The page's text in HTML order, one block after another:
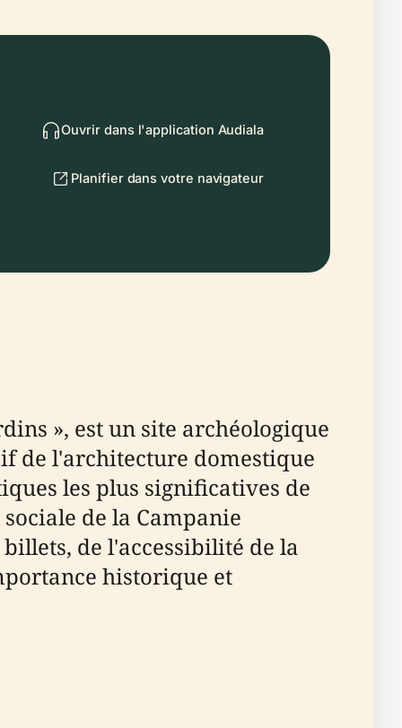
Ouvrir dans l'application Audiala
Planifier dans votre navigateur
», est un site archéologique
de l'architecture domestique
les plus significatives de
de la Campanie
de l'accessibilité de la
historique et